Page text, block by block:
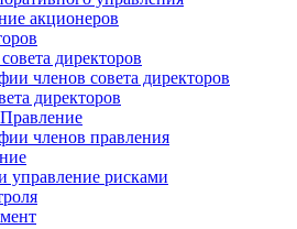
акционеров
директоров
членов совета директоров
директоров
членов правления
управление рисками